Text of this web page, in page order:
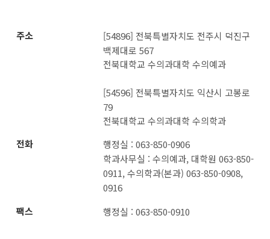
주소
[54896] 전북특별자치도 전주시 덕진구
백제대로 567
전북대학교 수의과대학 수의예과
[54596] 전북특별자치도 익산시 고봉로
79
전북대학교 수의과대학 수의학과
전화
행정실 : 063-850-0906
학과사무실 : 수의예과, 대학원 063-850-
0911, 수의학과(본과) 063-850-0908,
0916
팩스
행정실 : 063-850-0910